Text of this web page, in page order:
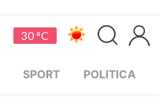
30 °C
SPORT POLITICA